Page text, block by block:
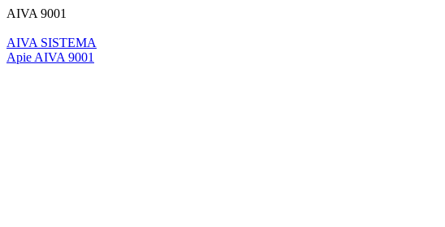
AIVA 9001
AIVA SISTEMA
Apie AIVA 9001